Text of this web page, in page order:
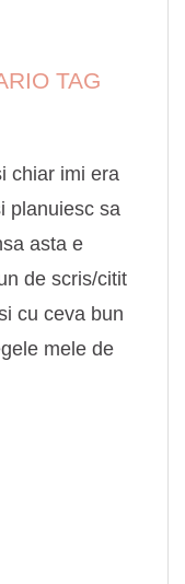
TAG
chiar imi era
planuiesc sa
asta e
de scris/citit
cu ceva bun
mele de